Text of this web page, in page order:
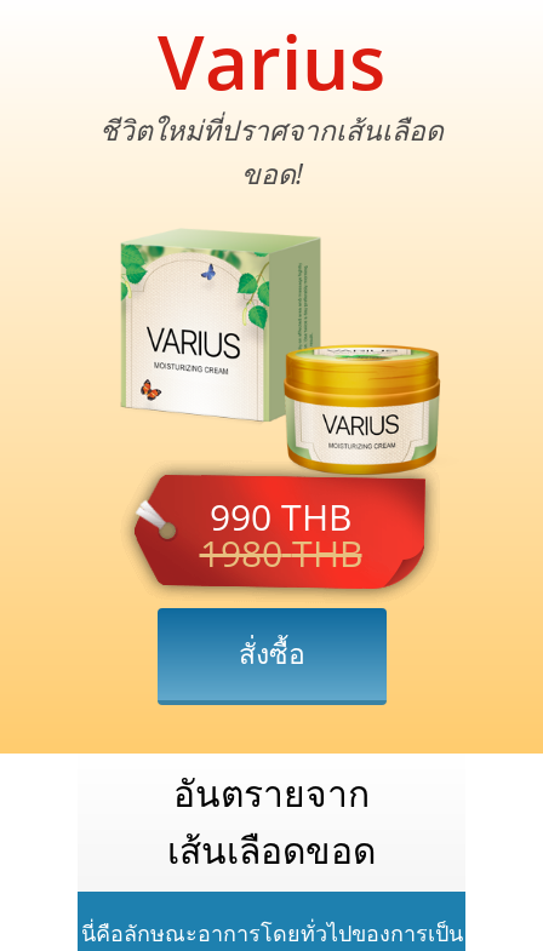
Varius
ชีวิตใหม่ที่ปราศจากเส้นเลือด
ขอด!
990 THB
1980THB
สั่งซื้อ
อันตรายจาก
เส้นเลือดขอด
นี่คือลักษณะอาการโดยทั่วไปของการเป็น